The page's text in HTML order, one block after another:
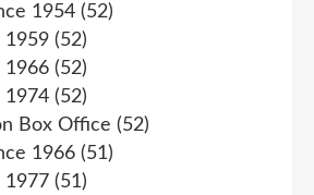
1954 (52)
1959 (52)
1966 (52)
1974 (52)
Box Office (52)
1966 (51)
1977 (51)